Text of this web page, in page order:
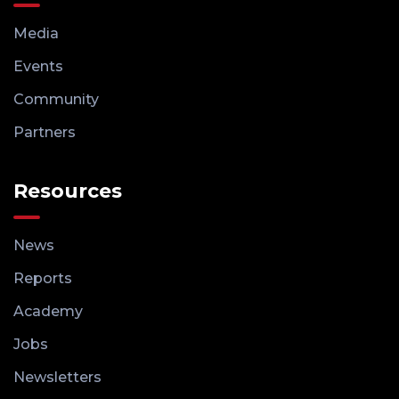
Media
Events
Community
Partners
Resources
News
Reports
Academy
Jobs
Newsletters